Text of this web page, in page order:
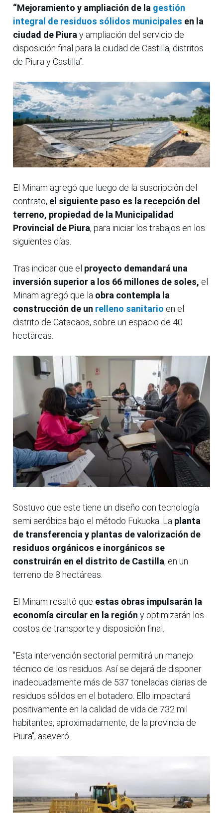
“Mejoramiento y ampliación de la gestión
integral de residuos sólidos municipales en la
ciudad de Piura y ampliación del servicio de
disposición final para la ciudad de Castilla, distritos
de Piura y Castilla”.
El Minam agregó que luego de la suscripción del
contrato, el siguiente paso es la recepción del
terreno, propiedad de la Municipalidad
Provincial de Piura, para iniciar los trabajos en los
siguientes días.
Tras indicar que el proyecto demandará una
inversión superior a los 66 millones de soles, el
Minam agregó que la obra contempla la
construcción de un relleno sanitario en el
distrito de Catacaos, sobre un espacio de 40
hectáreas.
Sostuvo que este tiene un diseño con tecnología
semi aeróbica bajo el método Fukuoka. La planta
de transferencia y plantas de valorización de
residuos orgánicos e inorgánicos se
construirán en el distrito de Castilla, en un
terreno de 8 hectáreas.
El Minam resaltó que estas obras impulsarán la
economía circular en la región y optimizarán los
costos de transporte y disposición final.
"Esta intervención sectorial permitirá un manejo
técnico de los residuos. Así se dejará de disponer
inadecuadamente más de 537 toneladas diarias de
residuos sólidos en el botadero. Ello impactará
positivamente en la calidad de vida de 732 mil
habitantes, aproximadamente, de la provincia de
Piura", aseveró.